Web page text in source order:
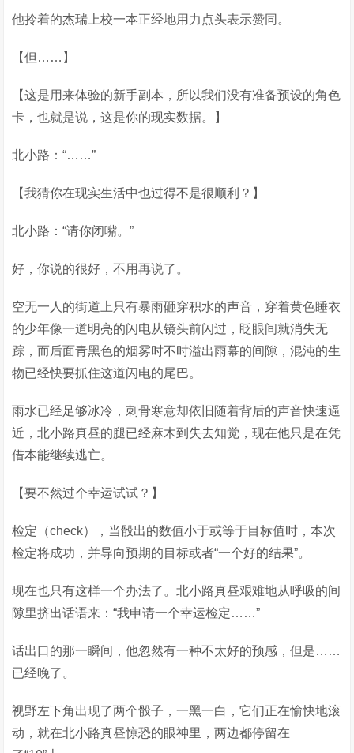
他拎着的杰瑞上校一本正经地用力点头表示赞同。
【但……】
【这是用来体验的新手副本，所以我们没有准备预设的角色
卡，也就是说，这是你的现实数据。】
北小路：“……”
【我猜你在现实生活中也过得不是很顺利？】
北小路：“请你闭嘴。”
好，你说的很好，不用再说了。
空无一人的街道上只有暴雨砸穿积水的声音，穿着黄色睡衣
的少年像一道明亮的闪电从镜头前闪过，眨眼间就消失无
踪，而后面青黑色的烟雾时不时溢出雨幕的间隙，混沌的生
物已经快要抓住这道闪电的尾巴。
雨水已经足够冰冷，刺骨寒意却依旧随着背后的声音快速逼
近，北小路真昼的腿已经麻木到失去知觉，现在他只是在凭
借本能继续逃亡。
【要不然过个幸运试试？】
检定（check），当骰出的数值小于或等于目标值时，本次
检定将成功，并导向预期的目标或者“一个好的结果”。
现在也只有这样一个办法了。北小路真昼艰难地从呼吸的间
隙里挤出话语来：“我申请一个幸运检定……”
话出口的那一瞬间，他忽然有一种不太好的预感，但是……
已经晚了。
视野左下角出现了两个骰子，一黑一白，它们正在愉快地滚
动，就在北小路真昼惊恐的眼神里，两边都停留在